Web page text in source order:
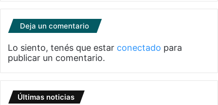
Deja un comentario
Lo siento, tenés que estar conectado para
publicar un comentario.
Últimas noticias